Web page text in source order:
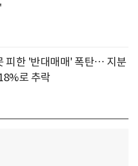
피한 '반대매매' 폭탄… 지분
로 추락